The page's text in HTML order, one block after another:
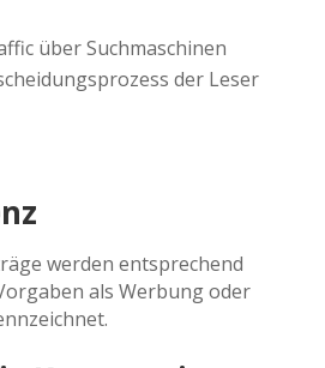
über Suchmaschinen
der Leser
werden entsprechend
als Werbung oder